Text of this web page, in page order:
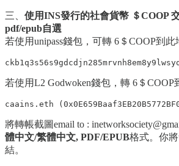
三、 使用INS發行的社會貨幣 ＄COOP
pdf/epub自選
若使用unipass錢包，可轉 6＄COOP到此
若使用L2 Godwoken錢包，轉 6＄COOP
caains.eth
將轉帳截圖email to :
體中文/繁體中文, PDF/EPUB格式。你
結。